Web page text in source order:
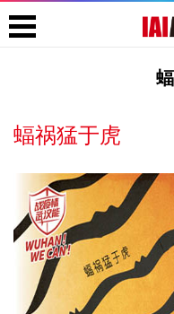
蝠祸猛于虎